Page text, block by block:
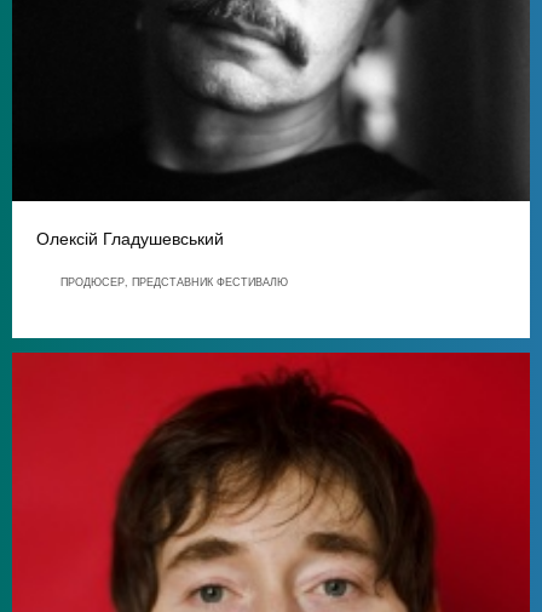
Олексій Гладушевський
ПРОДЮСЕР, ПРЕДСТАВНИК ФЕСТИВАЛЮ